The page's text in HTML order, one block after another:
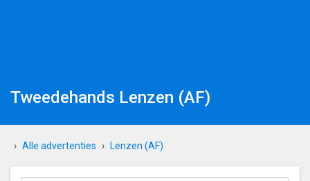
Tweedehands Lenzen (AF)
Alle advertenties Lenzen (AF)